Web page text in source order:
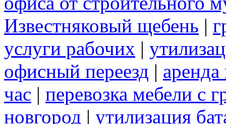
Известняковый щебень |
услуги рабочих |
офисный переезд | аренда
час | перевозка мебели с
новгород | утилизация